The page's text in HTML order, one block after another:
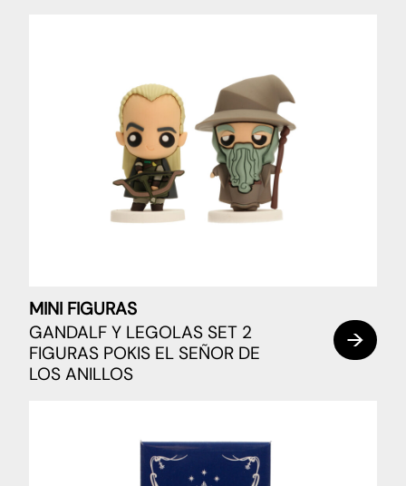
MINI FIGURAS
GANDALF Y LEGOLAS SET 2
FIGURAS POKIS EL SEÑOR DE
LOS ANILLOS